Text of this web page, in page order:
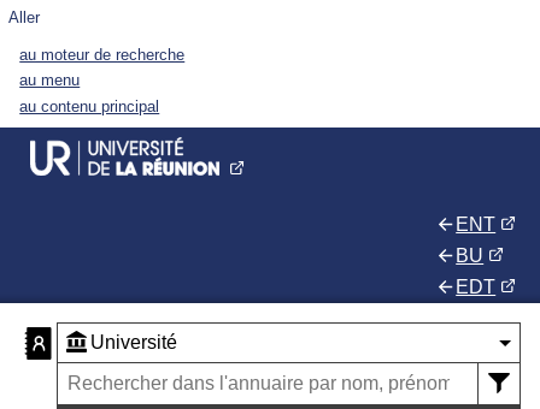
Aller
au moteur de recherche
au menu
au contenu principal
ENT
BU
EDT